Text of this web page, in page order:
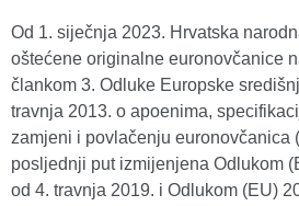
Od 1. siječnja 2023. Hrvatska
oštećene originalne euronovčanice
člankom 3. Odluke Europske
travnja 2013. o apoenima,
zamjeni i povlačenju euronovčanica
posljednji put izmijenjena Odlukom
od 4. travnja 2019. i Odlukom (EU)